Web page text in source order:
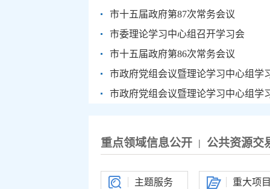
市十五届政府第87次常务会议
市委理论学习中心组召开学习会
市十五届政府第86次常务会议
市政府党组会议暨理论学习中心组学
市政府党组会议暨理论学习中心组学
重点领域信息公开 | 公共资源交
主题服务 重大项